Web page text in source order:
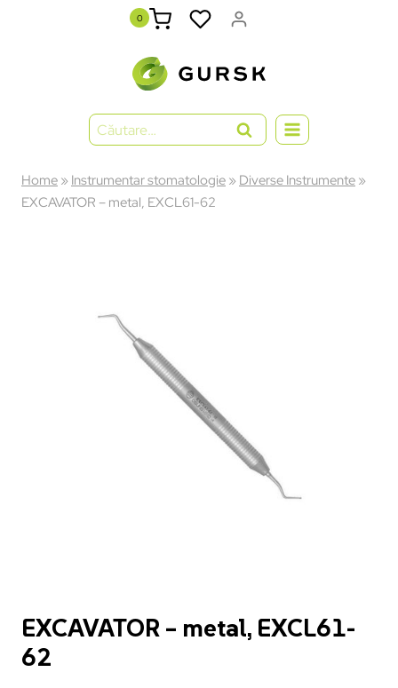
0
Home»Instrumentar stomatologie»Diverse Instrumente»
EXCAVATOR – metal, EXCL61-62
EXCAVATOR – metal, EXCL61-
62